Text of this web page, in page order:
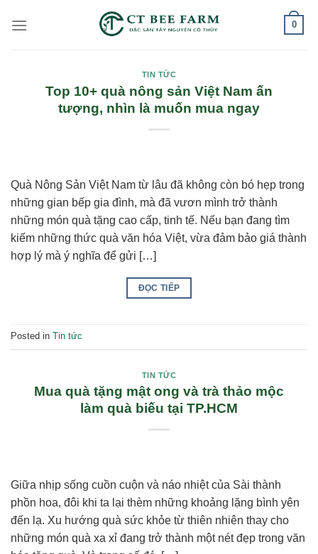
0
TIN TỨC
Top 10+ quà nông sản Việt Nam ấn
tượng, nhìn là muốn mua ngay
Quà Nông Sản Việt Nam từ lâu đã không còn bó hẹp trong
những gian bếp gia đình, mà đã vươn mình trở thành
những món quà tặng cao cấp, tinh tế. Nếu bạn đang tìm
kiếm những thức quà văn hóa Việt, vừa đảm bảo giá thành
hợp lý mà ý nghĩa để gửi […]
ĐỌC TIẾP
Posted in Tin tức
TIN TỨC
Mua quà tặng mật ong và trà thảo mộc
làm quà biếu tại TP.HCM
Giữa nhịp sống cuồn cuộn và náo nhiệt của Sài thành
phồn hoa, đôi khi ta lại thèm những khoảng lặng bình yên
đến lạ. Xu hướng quà sức khỏe từ thiên nhiên thay cho
những món quà xa xỉ đang trở thành một nét đẹp trong văn